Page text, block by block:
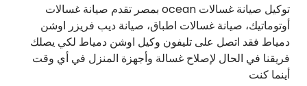
توكيل صيانة غسالات ocean بمصر تقدم صيانة غسالات
أوتوماتيك، صيانة غسالات اطباق، صيانة ديب فريزر اوشن
دمياط فقد اتصل على تليفون وكيل اوشن دمياط لكي يصلك
فريقنا في الحال لإصلاح غسالة وأجهزة المنزل في أي وقت
أينما كنت